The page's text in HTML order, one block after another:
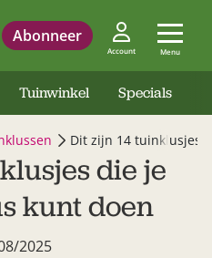
Abonneer
Account Menu
Tuinwinkel Specials
Dit zijn 14 tuinklusjes
die je
kunt doen
2025